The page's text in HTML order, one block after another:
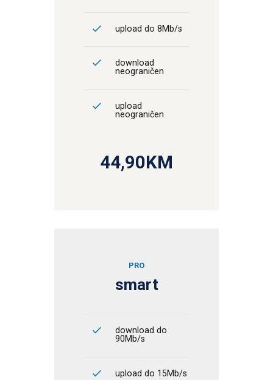
upload do 8Mb/s
download
neograničen
upload
neograničen
44,90KM
PRO
smart
download do
90Mb/s
upload do 15Mb/s